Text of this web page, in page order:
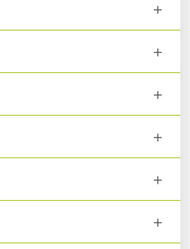
+
+
+
+
+
+